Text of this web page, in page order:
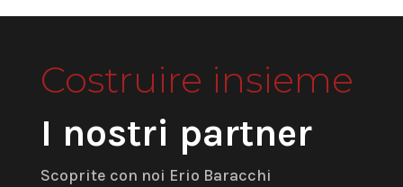
Costruire insieme
I nostri partner
Scoprite con noi Erio Baracchi